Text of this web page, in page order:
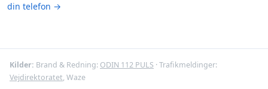
din telefon →
Kilder: Brand & Redning: ODIN 112 PULS · Trafikmeldinger:
Vejdirektoratet, Waze